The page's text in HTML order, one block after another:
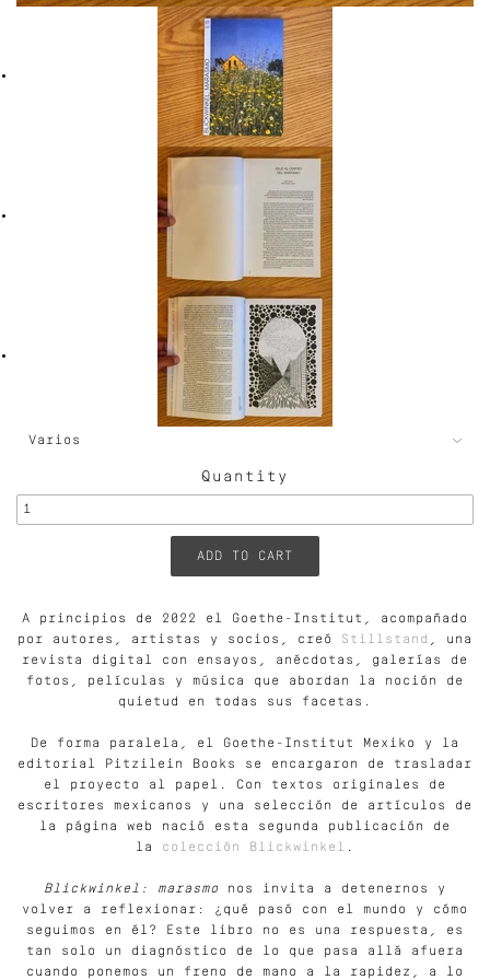
Quantity
A principios de 2022 el Goethe-Institut, acompañado
por autores, artistas y socios, creó Stillstand , una
revista digital con ensayos, anécdotas, galerías de
fotos, películas y música que abordan la noción de
quietud en todas sus facetas.
De forma paralela, el Goethe-Institut Mexiko y la
editorial Pitzilein Books se encargaron de trasladar
el proyecto al papel. Con textos originales de
escritores mexicanos y una selección de artículos de
la página web nació esta segunda publicación de
la colección Blickwinkel .
Blickwinkel: marasmo nos invita a detenernos y
volver a reflexionar: ¿qué pasó con el mundo y cómo
seguimos en él? Este libro no es una respuesta, es
tan solo un diagnóstico de lo que pasa allá afuera
cuando ponemos un freno de mano a la rapidez, a lo